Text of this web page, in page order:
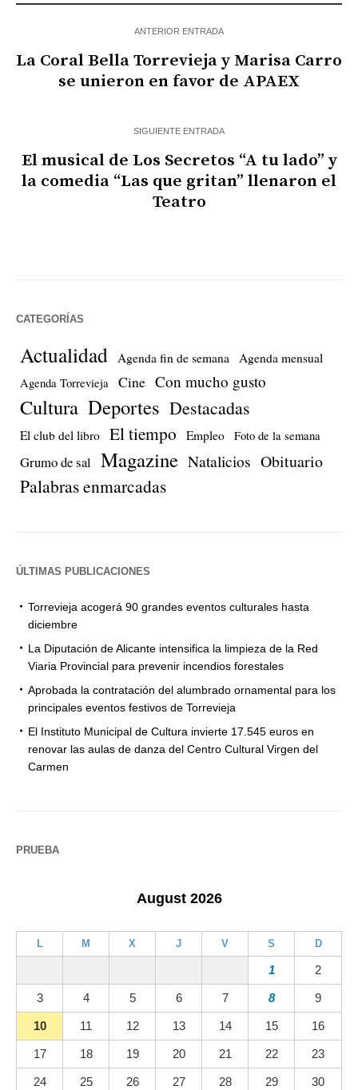
ANTERIOR ENTRADA
La Coral Bella Torrevieja y Marisa Carro
se unieron en favor de APAEX
SIGUIENTE ENTRADA
El musical de Los Secretos “A tu lado” y
la comedia “Las que gritan” llenaron el
Teatro
CATEGORÍAS
Actualidad Agenda fin de semana Agenda mensual
Agenda Torrevieja Cine Con mucho gusto
Cultura Deportes Destacadas
El club del libro El tiempo Empleo Foto de la semana
Grumo de sal Magazine Natalicios Obituario
Palabras enmarcadas
ÚLTIMAS PUBLICACIONES
Torrevieja acogerá 90 grandes eventos culturales hasta
diciembre
La Diputación de Alicante intensifica la limpieza de la Red
Viaria Provincial para prevenir incendios forestales
Aprobada la contratación del alumbrado ornamental para los
principales eventos festivos de Torrevieja
El Instituto Municipal de Cultura invierte 17.545 euros en
renovar las aulas de danza del Centro Cultural Virgen del
Carmen
PRUEBA
August 2026
L M X J V S D
1 2
3 4 5 6 7 8 9
10 11 12 13 14 15 16
17 18 19 20 21 22 23
24 25 26 27 28 29 30